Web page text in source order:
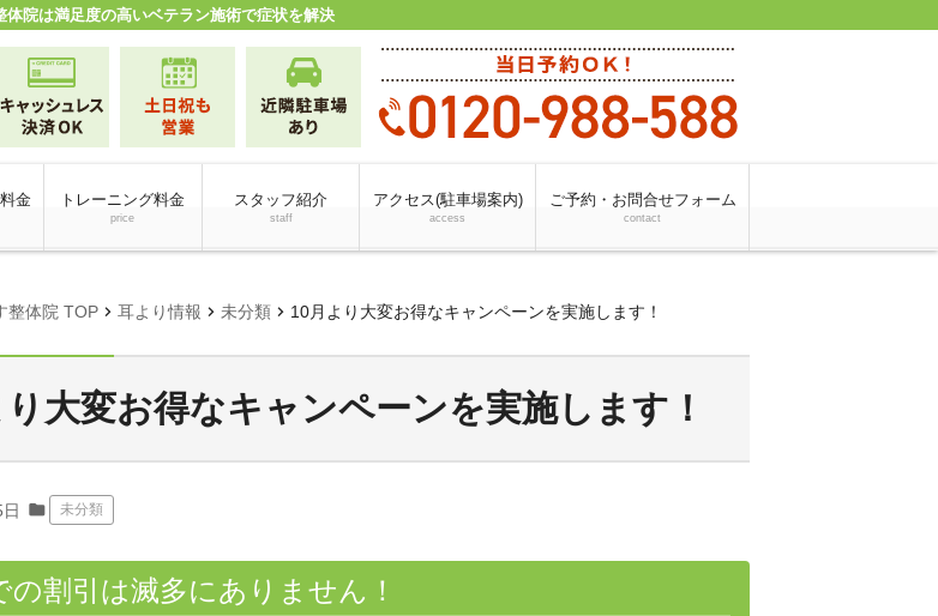
体院は満足度の高いベテラン施術で症状を解決
金 トレーニング料金
price
スタッフ紹介
staff
アクセス(駐車場案内)
access
ご予約・お問合せフォーム
contact
整体院 TOP chevron_right 耳より情報 chevron_right 未分類 chevron_right 10月より大変お得なキャンペーンを実施します！
大変お得なキャンペーンを実施します！
folder 未分類
の割引は滅多にありません！